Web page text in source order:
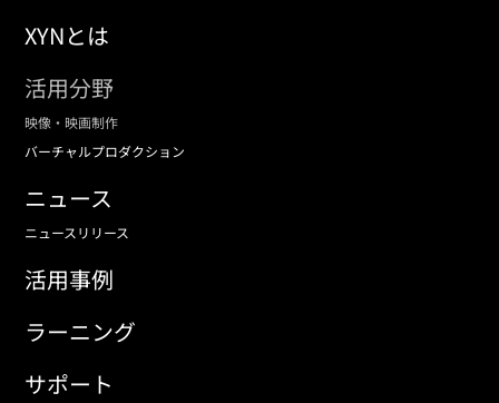
XYNとは
活用分野
映像・映画制作
バーチャルプロダクション
ニュース
ニュースリリース
活用事例
ラーニング
サポート